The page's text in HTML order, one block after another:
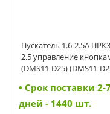
Пускатель 1.6-2.5А
2.5 управление
(DMS11-D25) (DMS11-
• Cрок поставки 2-
дней - 1440 шт.